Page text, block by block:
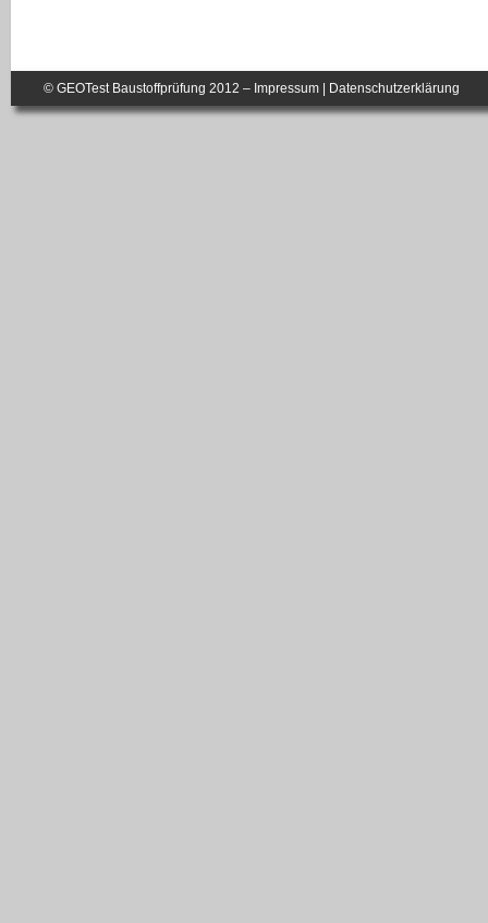
© GEOTest Baustoffprüfung 2012 – Impressum Datenschutzerklärung